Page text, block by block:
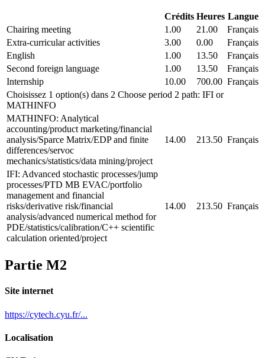
Crédits Heures Langue
Chairing meeting
1.00 21.00
Français
Extra-curricular activities
3.00 0.00
Français
English
1.00 13.50
Français
Second foreign language
1.00 13.50
Français
Internship
10.00 700.00 Français
Choisissez 1 option(s) dans 2 Choose period 2 path: IFI or
MATHINFO
MATHINFO: Analytical
accounting/product marketing/financial
analysis/Sparce Matrix/EDP and finite
differences/servoc
mechanics/statistics/data mining/project
14.00 213.50 Français
IFI: Advanced stochastic processes/jump
processes/PTD MB EVAC/portfolio
management and financial
risks/derivative risk/financial
analysis/advanced numerical method for
PDE/statistics/calibration/C++ scientific
calculation oriented/project
14.00 213.50 Français
Partie M2
Site internet
https://cytech.cyu.fr/...
Localisation